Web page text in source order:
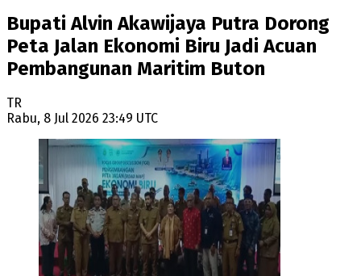
Bupati Alvin Akawijaya Putra Dorong
Peta Jalan Ekonomi Biru Jadi Acuan
Pembangunan Maritim Buton
TR
Rabu, 8 Jul 2026 23:49 UTC